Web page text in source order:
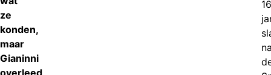
ze
konden,
maar
Gianinni
overleed